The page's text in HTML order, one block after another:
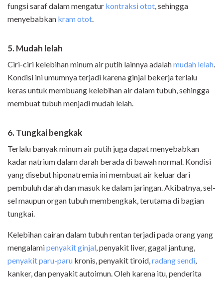
fungsi saraf dalam mengatur kontraksi otot , sehingga
menyebabkan kram otot
5. Mudah lelah
Ciri-ciri kelebihan minum air putih lainnya adalahmudah lelah
Kondisi ini umumnya terjadi karena ginjal bekerja terlalu
keras untuk membuang kelebihan air dalam tubuh, sehingga
membuat tubuh menjadi mudah lelah.
6. Tungkai bengkak
Terlalu banyak minum air putih juga dapat menyebabkan
kadar natrium dalam darah berada di bawah normal. Kondisi
yang disebut hiponatremia ini membuat air keluar dari
pembuluh darah dan masuk ke dalam jaringan. Akibatnya, sel-
sel maupun organ tubuh membengkak, terutama di bagian
tungkai.
Kelebihan cairan dalam tubuh rentan terjadi pada orang yang
mengalamipenyakit ginjal , penyakit liver, gagal jantung,
penyakit paru-paru kronis, penyakit tiroid, radang sendi
kanker, dan penyakit autoimun. Oleh karena itu, penderita